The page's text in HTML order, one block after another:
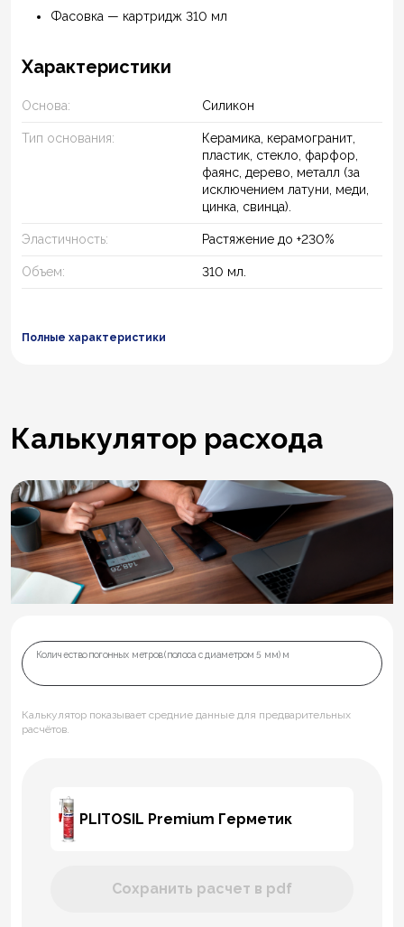
Фасовка — картридж 310 мл
Характеристики
Основа: Силикон
Тип основания:
Керамика, керамогранит,
пластик, стекло, фарфор,
фаянс, дерево, металл (за
исключением латуни, меди,
цинка, свинца).
Эластичность: Растяжение до +230%
Объем: 310 мл.
Полные характеристики
Калькулятор расхода
Количество погонных метров (полоса с диаметром 5 мм) м
Калькулятор показывает средние данные для предварительных
расчётов.
PLITOSIL Premium Герметик
Сохранить расчет в pdf